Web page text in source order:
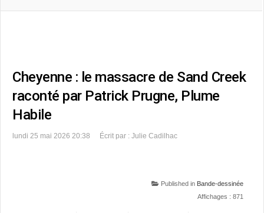
Cheyenne : le massacre de Sand Creek
raconté par Patrick Prugne, Plume
Habile
lundi 25 mai 2026 20:38 Écrit par : Julie Cadilhac
Published in Bande-dessinée
Affichages : 871